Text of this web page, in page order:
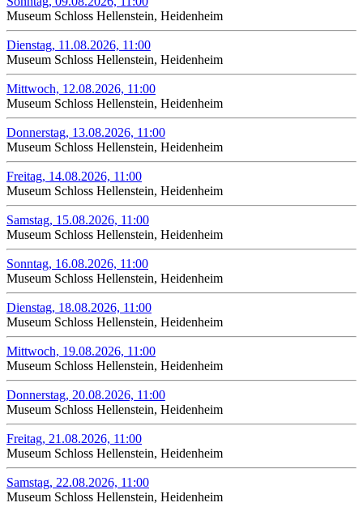
Museum Schloss Hellenstein, Heidenheim
Dienstag, 11.08.2026, 11:00
Museum Schloss Hellenstein, Heidenheim
Mittwoch, 12.08.2026, 11:00
Museum Schloss Hellenstein, Heidenheim
Donnerstag, 13.08.2026, 11:00
Museum Schloss Hellenstein, Heidenheim
Freitag, 14.08.2026, 11:00
Museum Schloss Hellenstein, Heidenheim
Samstag, 15.08.2026, 11:00
Museum Schloss Hellenstein, Heidenheim
Sonntag, 16.08.2026, 11:00
Museum Schloss Hellenstein, Heidenheim
Dienstag, 18.08.2026, 11:00
Museum Schloss Hellenstein, Heidenheim
Mittwoch, 19.08.2026, 11:00
Museum Schloss Hellenstein, Heidenheim
Donnerstag, 20.08.2026, 11:00
Museum Schloss Hellenstein, Heidenheim
Freitag, 21.08.2026, 11:00
Museum Schloss Hellenstein, Heidenheim
Samstag, 22.08.2026, 11:00
Museum Schloss Hellenstein, Heidenheim